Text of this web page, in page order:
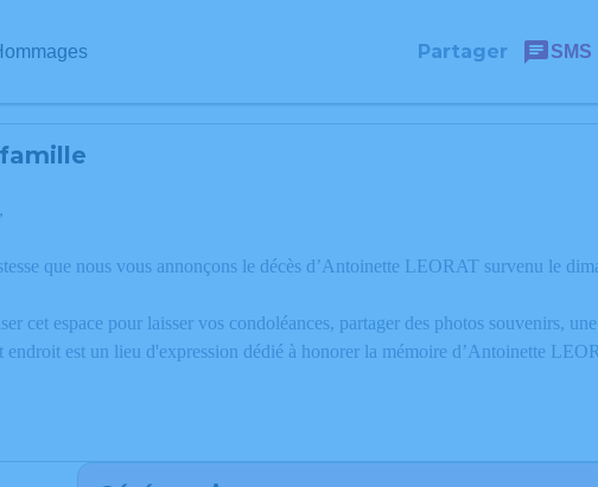
Partager SMS
que nous vous annonçons le décès d’Antoinette LEORAT survenu le
cet espace pour laisser vos condoléances, partager des photos souvenirs,
endroit est un lieu d'expression dédié à honorer la mémoire d’Antoinette